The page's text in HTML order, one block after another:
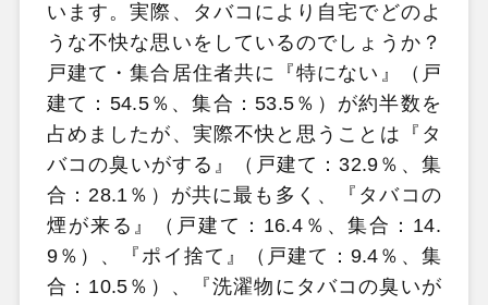
います。実際、タバコにより自宅でどのよ
うな不快な思いをしているのでしょうか？
戸建て・集合居住者共に『特にない』（戸
建て：54.5％、集合：53.5％）が約半数を
占めましたが、実際不快と思うことは『タ
バコの臭いがする』（戸建て：32.9％、集
合：28.1％）が共に最も多く、『タバコの
煙が来る』（戸建て：16.4％、集合：14.
9％）、『ポイ捨て』（戸建て：9.4％、集
合：10.5％）、『洗濯物にタバコの臭いが